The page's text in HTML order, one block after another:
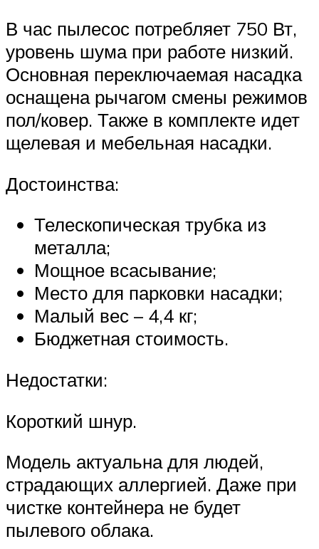
В час пылесос потребляет 750 Вт,
уровень шума при работе низкий.
Основная переключаемая насадка
оснащена рычагом смены режимов
пол/ковер. Также в комплекте идет
щелевая и мебельная насадки.
Достоинства:
Телескопическая трубка из
металла;
Мощное всасывание;
Место для парковки насадки;
Малый вес – 4,4 кг;
Бюджетная стоимость.
Недостатки:
Короткий шнур.
Модель актуальна для людей,
страдающих аллергией. Даже при
чистке контейнера не будет
пылевого облака.